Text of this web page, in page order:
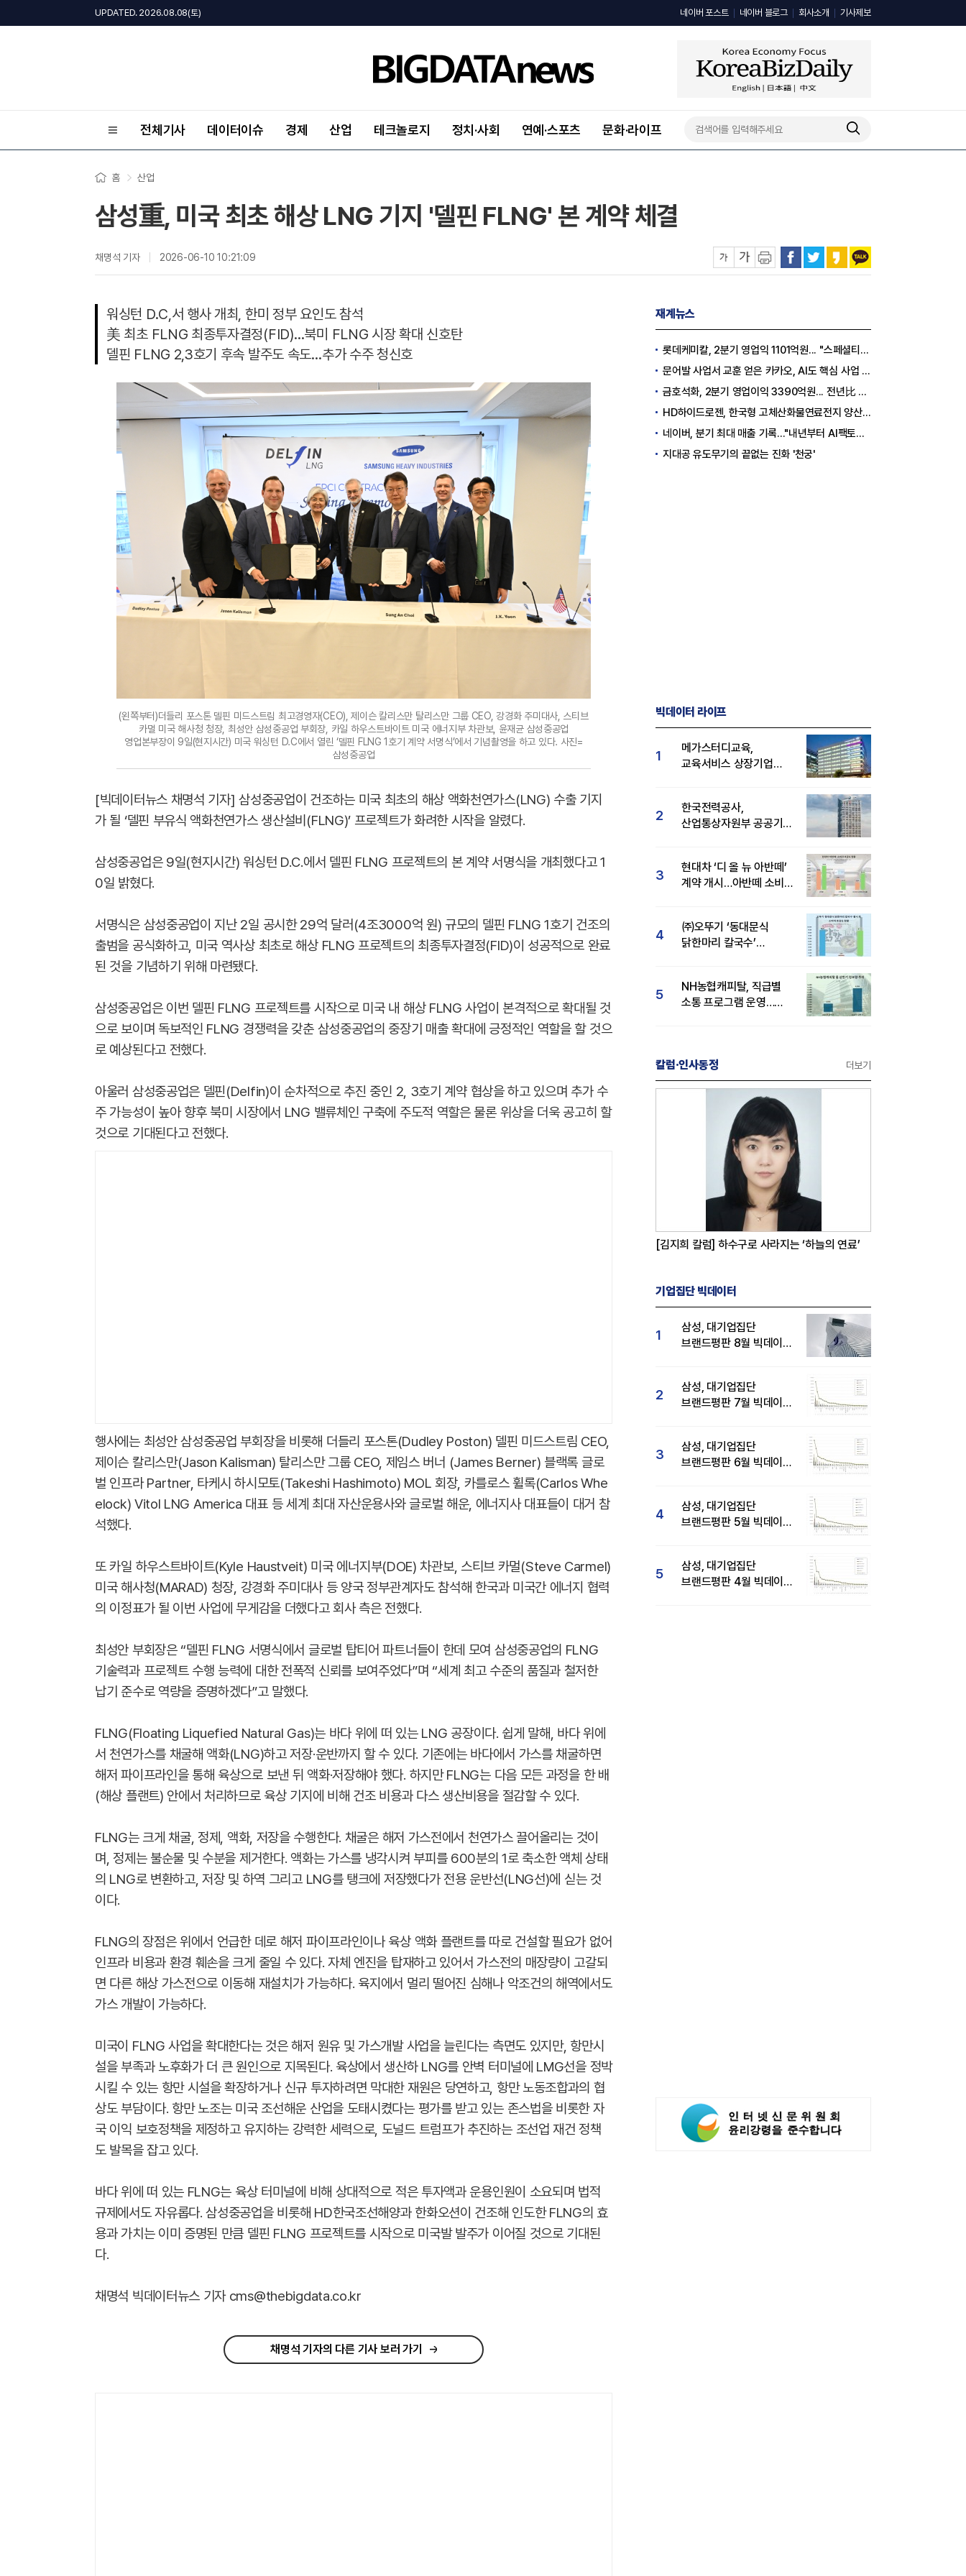
UPDATED. 2026.08.08(토) 네이버 포스트 네이버 블로그 회사소개 기사제보
전체기사 데이터이슈 경제 산업 테크놀로지 정치·사회 연예·스포츠 문화·라이프
홈 산업
삼성重, 미국 최초 해상 LNG 기지 '델핀 FLNG' 본 계약 체결
채명석 기자 2026-06-10 10:21:09
워싱턴 D.C,서 행사 개최, 한미 정부 요인도 참석
美 최초 FLNG 최종투자결정(FID)…북미 FLNG 시장 확대 신호탄
델핀 FLNG 2,3호기 후속 발주도 속도…추가 수주 청신호
(왼쪽부터)더들리 포스톤 델핀 미드스트림 최고경영자(CEO), 제이슨 칼리스만 탈리스만 그룹 CEO, 강경화 주미대사, 스티브
카멀 미국 해사청 청장, 최성안 삼성중공업 부회장, 카일 하우스트바이트 미국 에너지부 차관보, 윤재균 삼성중공업
영업본부장이 9일(현지시간) 미국 워싱턴 D.C에서 열린 ‘델핀 FLNG 1호기 계약 서명식’에서 기념촬영을 하고 있다. 사진=
삼성중공업
[빅데이터뉴스 채명석 기자] 삼성중공업이 건조하는 미국 최초의 해상 액화천연가스(LNG) 수출 기지
가 될 ‘델핀 부유식 액화천연가스 생산설비(FLNG)’ 프로젝트가 화려한 시작을 알렸다.
삼성중공업은 9일(현지시간) 워싱턴 D.C.에서 델핀 FLNG 프로젝트의 본 계약 서명식을 개최했다고 1
0일 밝혔다.
서명식은 삼성중공업이 지난 2일 공시한 29억 달러(4조3000억 원) 규모의 델핀 FLNG 1호기 건조의
출범을 공식화하고, 미국 역사상 최초로 해상 FLNG 프로젝트의 최종투자결정(FID)이 성공적으로 완료
된 것을 기념하기 위해 마련됐다.
삼성중공업은 이번 델핀 FLNG 프로젝트를 시작으로 미국 내 해상 FLNG 사업이 본격적으로 확대될 것
으로 보이며 독보적인 FLNG 경쟁력을 갖춘 삼성중공업의 중장기 매출 확대에 긍정적인 역할을 할 것으
로 예상된다고 전했다.
아울러 삼성중공업은 델핀(Delfin)이 순차적으로 추진 중인 2, 3호기 계약 협상을 하고 있으며 추가 수
주 가능성이 높아 향후 북미 시장에서 LNG 밸류체인 구축에 주도적 역할은 물론 위상을 더욱 공고히 할
것으로 기대된다고 전했다.
행사에는 최성안 삼성중공업 부회장을 비롯해 더들리 포스톤(Dudley Poston) 델핀 미드스트림 CEO,
제이슨 칼리스만(Jason Kalisman) 탈리스만 그룹 CEO, 제임스 버너 (James Berner) 블랙록 글로
벌 인프라 Partner, 타케시 하시모토(Takeshi Hashimoto) MOL 회장, 카를로스 휠록(Carlos Whe
elock) Vitol LNG America 대표 등 세계 최대 자산운용사와 글로벌 해운, 에너지사 대표들이 대거 참
석했다.
또 카일 하우스트바이트(Kyle Haustveit) 미국 에너지부(DOE) 차관보, 스티브 카멀(Steve Carmel)
미국 해사청(MARAD) 청장, 강경화 주미대사 등 양국 정부관계자도 참석해 한국과 미국간 에너지 협력
의 이정표가 될 이번 사업에 무게감을 더했다고 회사 측은 전했다.
최성안 부회장은 “델핀 FLNG 서명식에서 글로벌 탑티어 파트너들이 한데 모여 삼성중공업의 FLNG
기술력과 프로젝트 수행 능력에 대한 전폭적 신뢰를 보여주었다”며 “세계 최고 수준의 품질과 철저한
납기 준수로 역량을 증명하겠다”고 말했다.
FLNG(Floating Liquefied Natural Gas)는 바다 위에 떠 있는 LNG 공장이다. 쉽게 말해, 바다 위에
서 천연가스를 채굴해 액화(LNG)하고 저장·운반까지 할 수 있다. 기존에는 바다에서 가스를 채굴하면
해저 파이프라인을 통해 육상으로 보낸 뒤 액화·저장해야 했다. 하지만 FLNG는 다음 모든 과정을 한 배
(해상 플랜트) 안에서 처리하므로 육상 기지에 비해 건조 비용과 다스 생산비용을 절감할 수 있다.
FLNG는 크게 채굴, 정제, 액화, 저장을 수행한다. 채굴은 해저 가스전에서 천연가스 끌어올리는 것이
며, 정제는 불순물 및 수분을 제거한다. 액화는 가스를 냉각시켜 부피를 600분의 1로 축소한 액체 상태
의 LNG로 변환하고, 저장 및 하역 그리고 LNG를 탱크에 저장했다가 전용 운반선(LNG선)에 싣는 것
이다.
FLNG의 장점은 위에서 언급한 데로 해저 파이프라인이나 육상 액화 플랜트를 따로 건설할 필요가 없어
인프라 비용과 환경 훼손을 크게 줄일 수 있다. 자체 엔진을 탑재하고 있어서 가스전의 매장량이 고갈되
면 다른 해상 가스전으로 이동해 재설치가 가능하다. 육지에서 멀리 떨어진 심해나 악조건의 해역에서도
가스 개발이 가능하다.
미국이 FLNG 사업을 확대한다는 것은 해저 원유 및 가스개발 사업을 늘린다는 측면도 있지만, 항만시
설을 부족과 노후화가 더 큰 원인으로 지목된다. 육상에서 생산하 LNG를 안벽 터미널에 LMG선을 정박
시킬 수 있는 항만 시설을 확장하거나 신규 투자하려면 막대한 재원은 당연하고, 항만 노동조합과의 협
상도 부담이다. 항만 노조는 미국 조선해운 산업을 도태시켰다는 평가를 받고 있는 존스법을 비롯한 자
국 이익 보호정책을 제정하고 유지하는 강력한 세력으로, 도널드 트럼프가 추진하는 조선업 재건 정책
도 발목을 잡고 있다.
바다 위에 떠 있는 FLNG는 육상 터미널에 비해 상대적으로 적은 투자액과 운용인원이 소요되며 법적
규제에서도 자유롭다. 삼성중공업을 비롯해 HD한국조선해양과 한화오션이 건조해 인도한 FLNG의 효
용과 가치는 이미 증명된 만큼 델핀 FLNG 프로젝트를 시작으로 미국발 발주가 이어질 것으로 기대된
다.
채명석 빅데이터뉴스 기자 cms@thebigdata.co.kr
채명석 기자의 다른 기사 보러 가기
재계뉴스
롯데케미칼, 2분기 영업익 1101억원... "스페셜티 전환 가속"
문어발 사업서 교훈 얻은 카카오, AI도 핵심 사업 '선택과 집중'
금호석화, 2분기 영업이익 3390억원... 전년比 419% 급증
HD하이드로젠, 한국형 고체산화물연료전지 양산체계 구축
네이버, 분기 최대 매출 기록..."내년부터 AI팩토리 수익 날 것"
지대공 유도무기의 끝없는 진화 '천궁'
빅데이터 라이프
1
메가스터디교육,
교육서비스 상장기업
2
한국전력공사,
산업통상자원부 공공기관
3
현대차 ‘디 올 뉴 아반떼’
계약 개시…아반떼 소비자
4
㈜오뚜기 ‘동대문식
닭한마리 칼국수’
5
NH농협캐피탈, 직급별
소통 프로그램 운영…
칼럼·인사동정 더보기
[김지희 칼럼] 하수구로 사라지는 ‘하늘의 연료’
기업집단 빅데이터
1
삼성, 대기업집단
브랜드평판 8월 빅데이터
2
삼성, 대기업집단
브랜드평판 7월 빅데이터
3
삼성, 대기업집단
브랜드평판 6월 빅데이터
4
삼성, 대기업집단
브랜드평판 5월 빅데이터
5
삼성, 대기업집단
브랜드평판 4월 빅데이터